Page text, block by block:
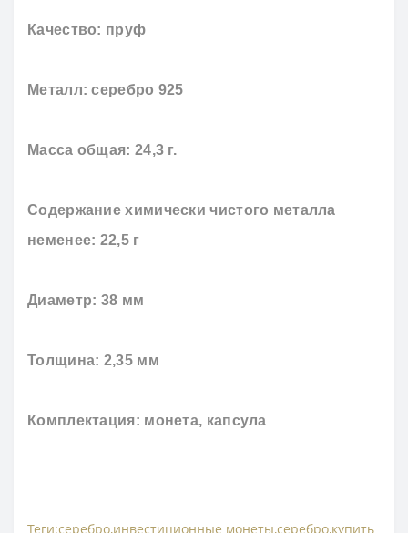
Качество: пруф
Металл: серебро 925
Масса общая: 24,3 г.
Содержание химически чистого металла
неменее: 22,5 г
Диаметр: 38 мм
Толщина: 2,35 мм
Комплектация: монета, капсула
Теги:серебро,инвестиционные монеты,серебро,купить